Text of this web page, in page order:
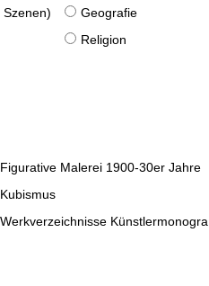
Geografie
Religion
Figurative Malerei 1900-30er Jahre
Kubismus
Werkverzeichnisse Künstlermonographien